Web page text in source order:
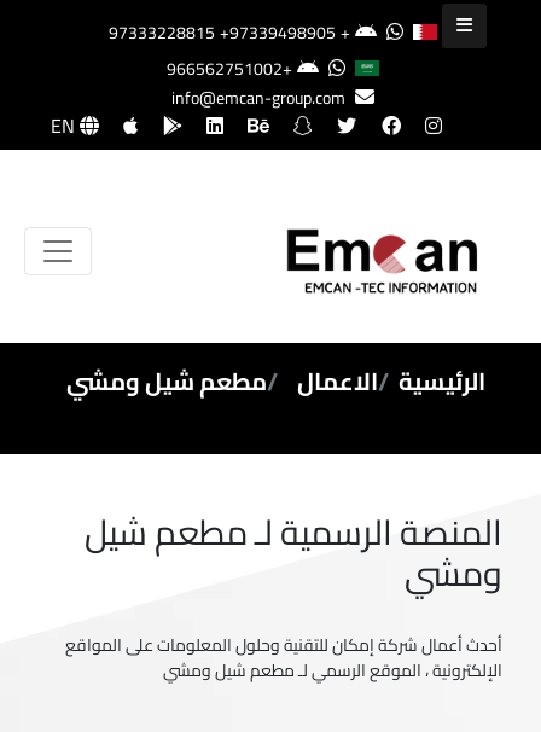
+97333228815
+97339498905
+966562751002
info@emcan-group.com
EN
الرئيسية الاعمال مطعم شيل ومشي
المنصة الرسمية لـ مطعم شيل
ومشي
أحدث أعمال شركة إمكان للتقنية وحلول المعلومات على المواقع
الإلكترونية ، الموقع الرسمي لـ مطعم شيل ومشي